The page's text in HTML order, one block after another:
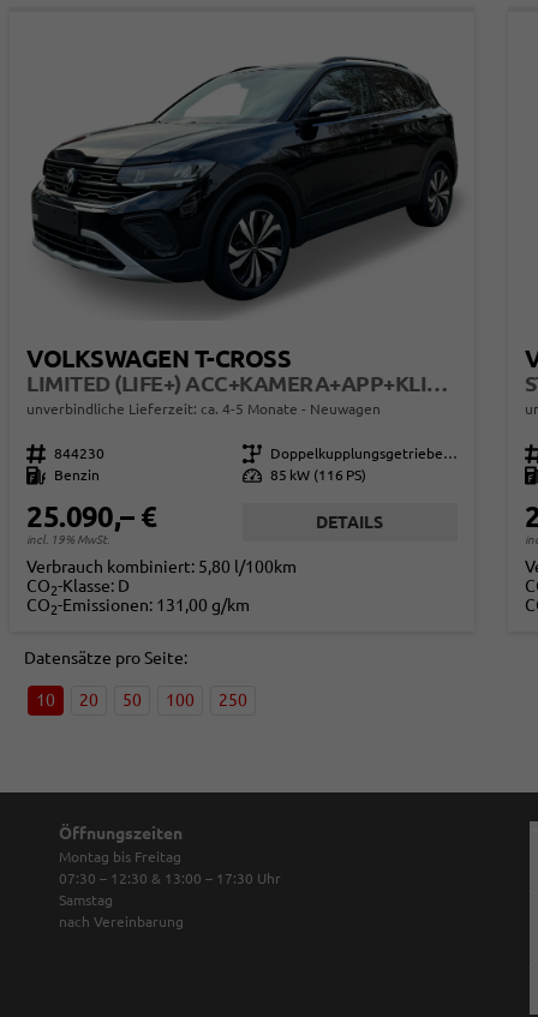
VOLKSWAGEN T-CROSS
LIMITED (LIFE+) ACC+KAMERA+APP+KLIMA+LED+17'' ALU
unverbindliche Lieferzeit: ca. 4-5 Monate Neuwagen
Fahrzeugnr. 844230 Getriebe
Doppelkupplungsgetriebe (DSG)
Kraftstoff
Benzin Leistung 85 kW (116 PS)
25.090,– €
incl. 19% MwSt.
DETAILS
Verbrauch kombiniert: 5,80 l/100km
CO2-Klasse: D
CO2-Emissionen: 131,00 g/km
Datensätze pro Seite:
10 20 50 100 250
Öffnungszeiten
Montag bis Freitag
07:30 – 12:30 & 13:00 – 17:30 Uhr
Samstag
nach Vereinbarung